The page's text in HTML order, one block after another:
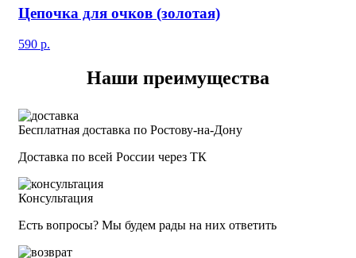
Цепочка для очков (золотая)
590 р.
Наши преимущества
Бесплатная доставка по Ростову-на-Дону
Доставка по всей России через ТК
Консультация
Есть вопросы? Мы будем рады на них ответить